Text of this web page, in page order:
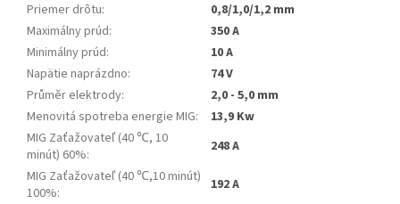
Priemer drôtu:
0,8/1,0/1,2 mm
Maximálny prúd:
350 A
Minimálny prúd:
10 A
Napätie naprázdno:
74 V
Průměr elektrody:
2,0 - 5,0 mm
Menovitá spotreba energie MIG:
13,9 Kw
MIG Zaťažovateľ (40 ℃, 10
minút) 60%:
248 A
MIG Zaťažovateľ (40 ℃,10 minút)
100%:
192 A